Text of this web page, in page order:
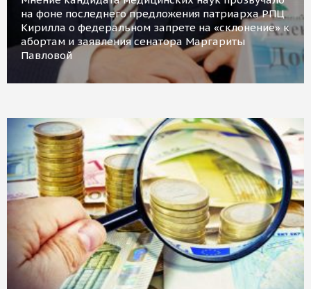
на фоне последнего предложения патриарха РПЦ
Кирилла о федеральном запрете на «склонение» к
абортам и заявления сенатора Маргариты
Павловой